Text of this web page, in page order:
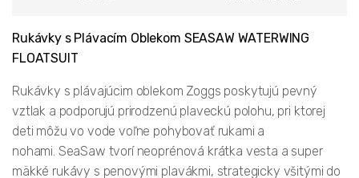
Rukávky s Plávacím Oblekom SEASAW WATERWING
FLOATSUIT
Rukávky s plávajúcim oblekom Zoggs poskytujú pevný
vztlak a podporujú prirodzenú plaveckú polohu, pri ktorej
deti môžu vo vode voľne pohybovať rukami a
nohami. SeaSaw tvorí neoprénová krátka vesta a super
mäkké rukávy s penovými plavákmi, strategicky všitými do